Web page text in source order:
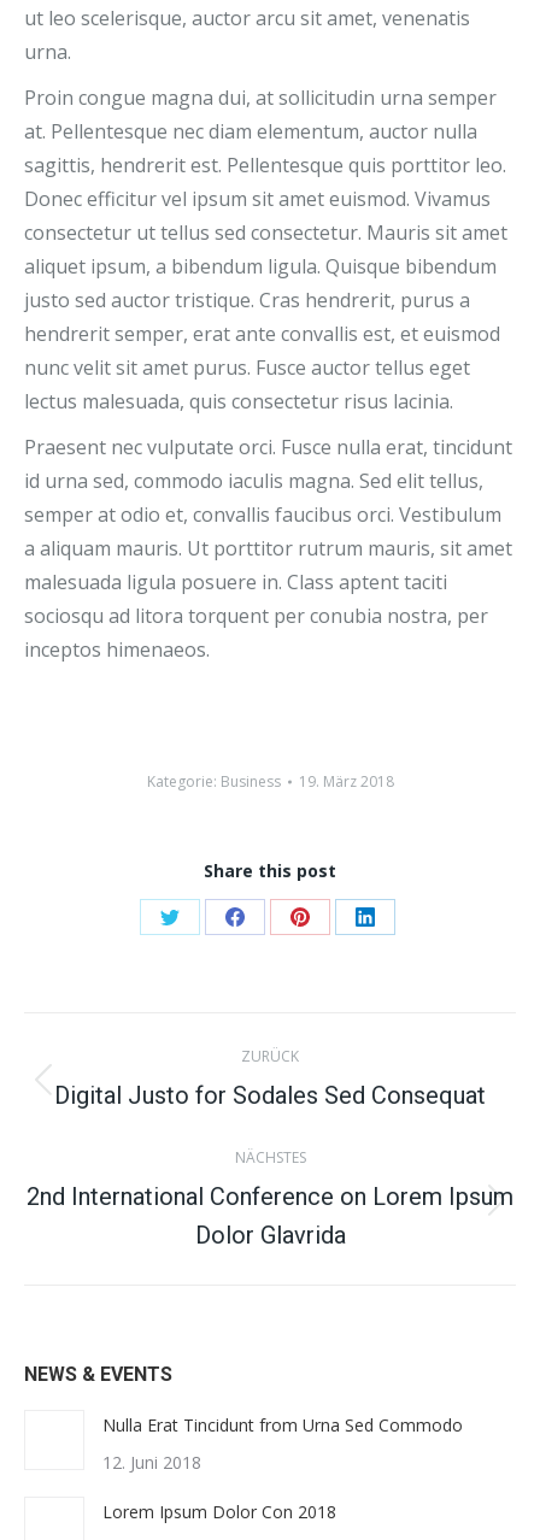
ut leo scelerisque, auctor arcu sit amet, venenatis
urna.
Proin congue magna dui, at sollicitudin urna semper
at. Pellentesque nec diam elementum, auctor nulla
sagittis, hendrerit est. Pellentesque quis porttitor leo.
Donec efficitur vel ipsum sit amet euismod. Vivamus
consectetur ut tellus sed consectetur. Mauris sit amet
aliquet ipsum, a bibendum ligula. Quisque bibendum
justo sed auctor tristique. Cras hendrerit, purus a
hendrerit semper, erat ante convallis est, et euismod
nunc velit sit amet purus. Fusce auctor tellus eget
lectus malesuada, quis consectetur risus lacinia.
Praesent nec vulputate orci. Fusce nulla erat, tincidunt
id urna sed, commodo iaculis magna. Sed elit tellus,
semper at odio et, convallis faucibus orci. Vestibulum
a aliquam mauris. Ut porttitor rutrum mauris, sit amet
malesuada ligula posuere in. Class aptent taciti
sociosqu ad litora torquent per conubia nostra, per
inceptos himenaeos.
Kategorie: Business 19. März 2018
Share this post
Share Share Share Share
Kommentarnavigation
ZURÜCK
Vorheriger
Digital Justo for Sodales Sed Consequat
NÄCHSTES
Beitrag:
2nd International Conference on Lorem Ipsum
Dolor Glavrida
NEWS & EVENTS
Nulla Erat Tincidunt from Urna Sed Commodo
12. Juni 2018
Lorem Ipsum Dolor Con 2018